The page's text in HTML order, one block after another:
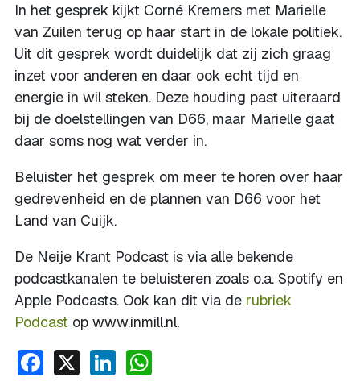
In het gesprek kijkt Corné Kremers met Marielle
van Zuilen terug op haar start in de lokale politiek.
Uit dit gesprek wordt duidelijk dat zij zich graag
inzet voor anderen en daar ook echt tijd en
energie in wil steken. Deze houding past uiteraard
bij de doelstellingen van D66, maar Marielle gaat
daar soms nog wat verder in.
Beluister het gesprek om meer te horen over haar
gedrevenheid en de plannen van D66 voor het
Land van Cuijk.
De Neije Krant Podcast is via alle bekende
podcastkanalen te beluisteren zoals o.a. Spotify en
Apple Podcasts. Ook kan dit via de rubriek
Podcast op www.inmill.nl.
Facebook
X LinkedIn